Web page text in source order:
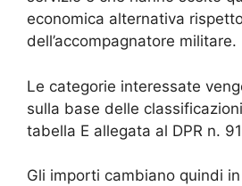
economica alternativa
dell’accompagnatore militare.
Le categorie interessate
sulla base delle
tabella E allegata al DPR n.
Gli importi cambiano quindi